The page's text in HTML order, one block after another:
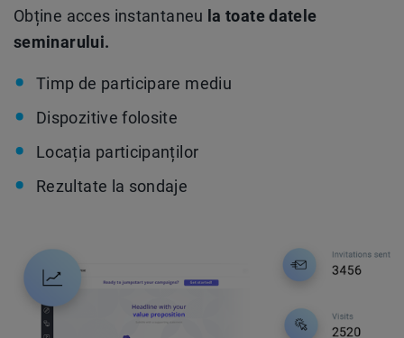
Obține acces instantaneu la toate datele
seminarului.
Timp de participare mediu
Dispozitive folosite
Locația participanților
Rezultate la sondaje